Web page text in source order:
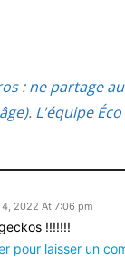
: ne partage
L'équipe
4, 2022 At 7:06 pm
!!!!!!!
pour laisser un